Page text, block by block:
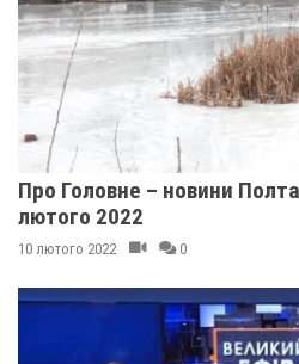
Про Головне – новини
лютого 2022
10 лютого 2022 0